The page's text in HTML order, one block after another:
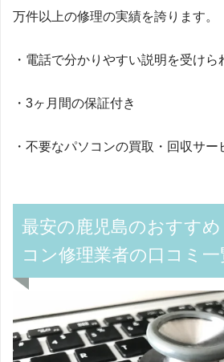
万件以上の修理の実績を誇ります。
・電話で分かりやすい説明を受けら
・3ヶ月間の保証付き
・不要なパソコンの買取・回収サー
最安の鹿児島のおすす
コン修理業者の口コミ一